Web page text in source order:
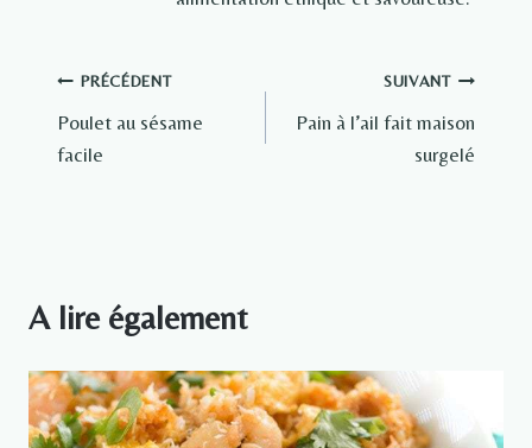
Navigation
de
PRÉCÉDENT
Poulet au sésame
facile
SUIVANT
Pain à l’ail fait maison
surgelé
A lire également